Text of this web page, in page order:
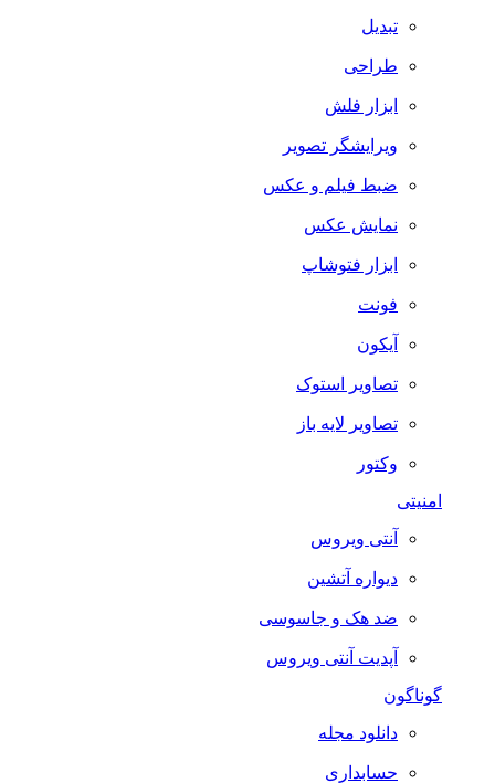
تبدیل
طراحی
ابزار فلش
ویرایشگر تصویر
ضبط فيلم و عكس
نمایش عکس
ابزار فتوشاپ
فونت
آیکون
تصاویر استوک
تصاویر لایه باز
وکتور
امنیتی
آنتی ویروس
دیواره آتشین
ضد هک و جاسوسی
آپدیت آنتی ویروس
گوناگون
دانلود مجله
حسابداری